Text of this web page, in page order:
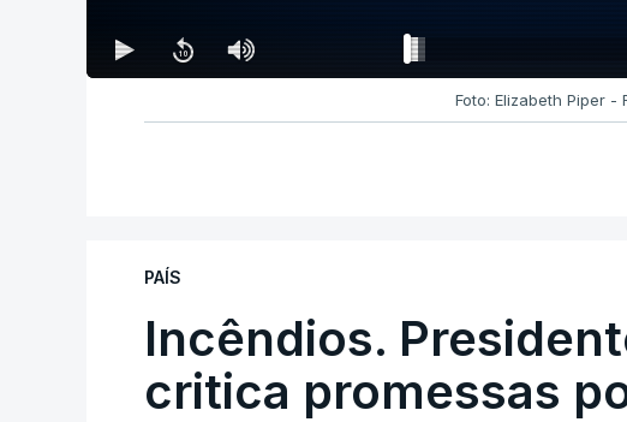
Foto: Elizabeth Piper -
PAÍS
Incêndios.
critica promessas